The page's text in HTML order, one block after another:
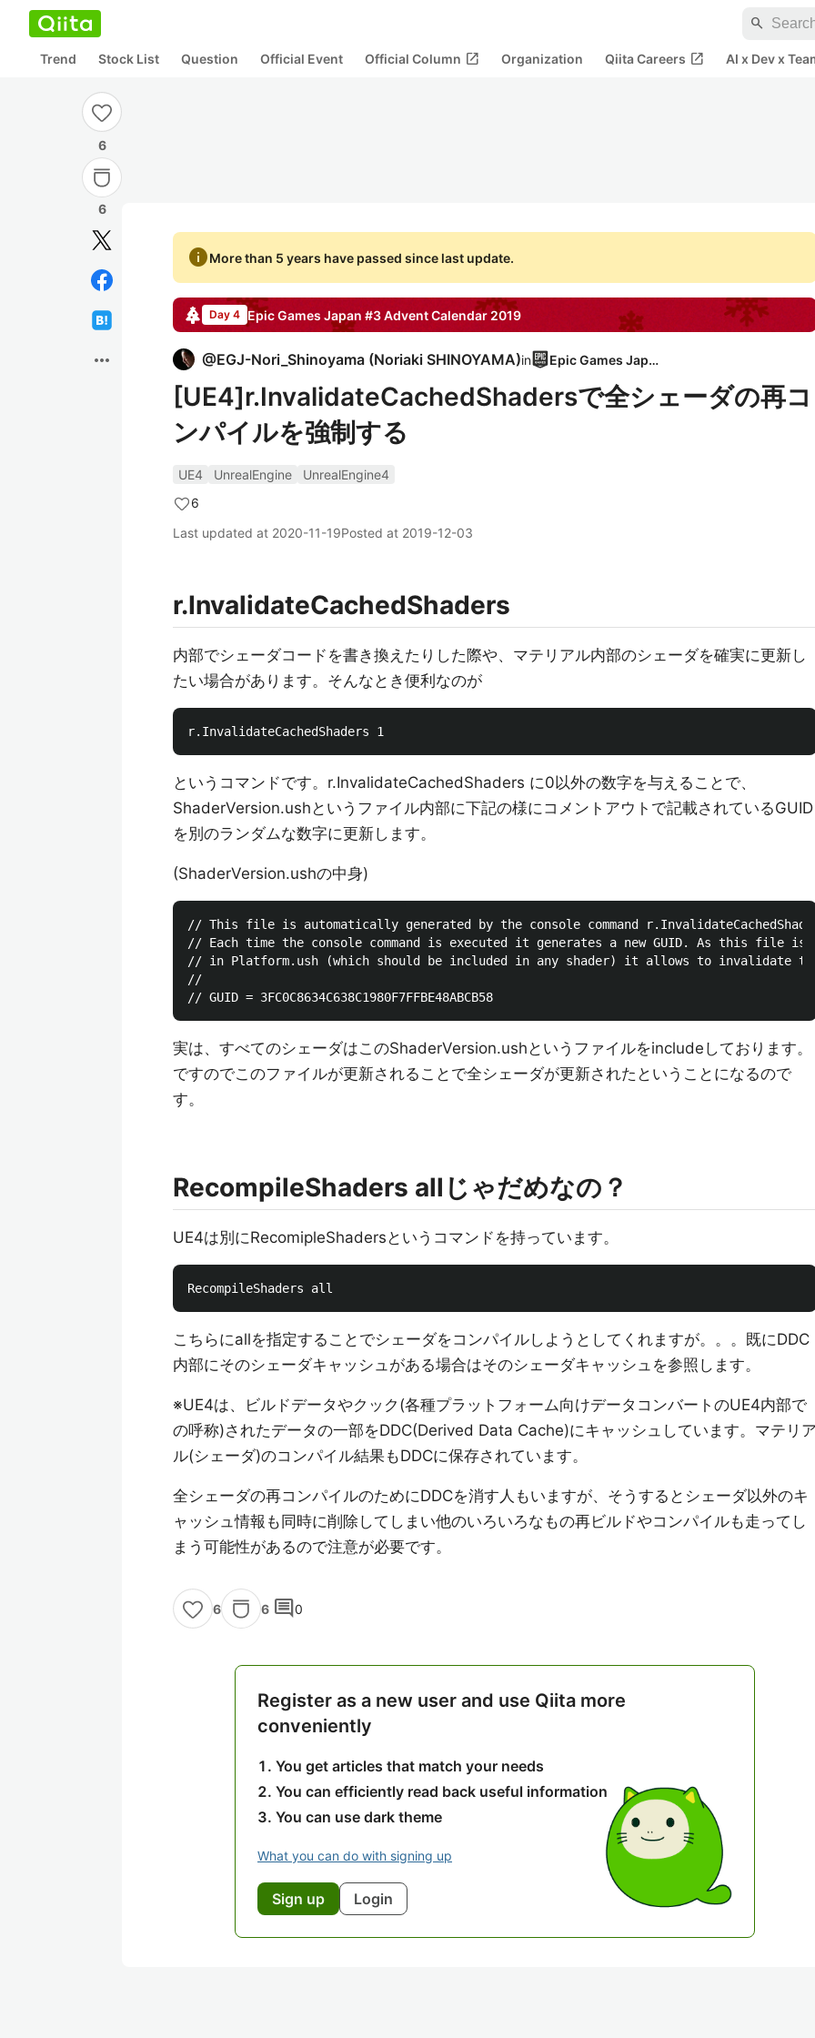
search
Trend Stock List Question Official Event Official Column open_in_new Organization Qiita Careers open_in_new AI x Dev x
6
6
more_horiz
infoMore than 5 years have passed since last update.
Day 4 Epic Games Japan #3Advent Calendar2019
@EGJ-Nori_Shinoyama (Noriaki SHINOYAMA)in Epic Games Japan
[UE4]r.InvalidateCachedShadersで全シェーダの再コ
ンパイルを強制する
UE4 UnrealEngine
UnrealEngine4
6
Last updated at 2020-11-19Posted at 2019-12-03
r.InvalidateCachedShaders
内部でシェーダコードを書き換えたりした際や、マテリアル内部のシェーダを確実に更新し
たい場合があります。そんなとき便利なのが
というコマンドです。r.InvalidateCachedShaders に0以外の数字を与えることで、
ShaderVersion.ushというファイル内部に下記の様にコメントアウトで記載されているGUID
を別のランダムな数字に更新します。
(ShaderVersion.ushの中身)
// This file is automatically generated by the console command
// Each time the console command is executed it generates a new GUID. As this file is
// in Platform.ush (which should be included in any shader) it allows to invalidate the
//
実は、すべてのシェーダはこのShaderVersion.ushというファイルをincludeしております。
ですのでこのファイルが更新されることで全シェーダが更新されたということになるので
す。
RecompileShaders allじゃだめなの？
UE4は別にRecomipleShadersというコマンドを持っています。
こちらにallを指定することでシェーダをコンパイルしようとしてくれますが。。。既にDDC
内部にそのシェーダキャッシュがある場合はそのシェーダキャッシュを参照します。
※UE4は、ビルドデータやクック(各種プラットフォーム向けデータコンバートのUE4内部で
の呼称)されたデータの一部をDDC(Derived Data Cache)にキャッシュしています。マテリ
ル(シェーダ)のコンパイル結果もDDCに保存されています。
全シェーダの再コンパイルのためにDDCを消す人もいますが、そうするとシェーダ以外のキ
ャッシュ情報も同時に削除してしまい他のいろいろなもの再ビルドやコンパイルも走ってし
まう可能性があるので注意が必要です。
6 6 comment0
Register as a new user and use Qiita more
conveniently
You get articles that match your needs
You can efficiently read back useful information
You can use dark theme
What you can do with signing up
Sign up Login